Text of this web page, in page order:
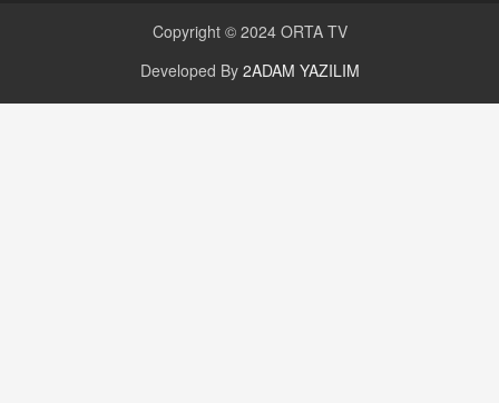
Copyright © 2024 ORTA TV
Developed By 2ADAM YAZILIM